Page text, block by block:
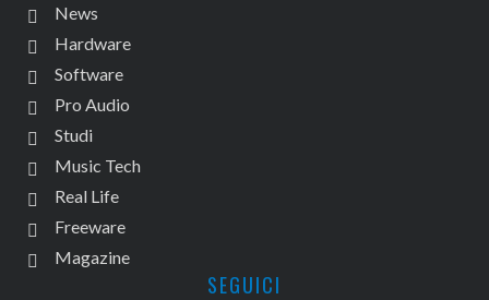
News
Hardware
Software
Pro Audio
Studi
Music Tech
Real Life
Freeware
Magazine
SEGUICI